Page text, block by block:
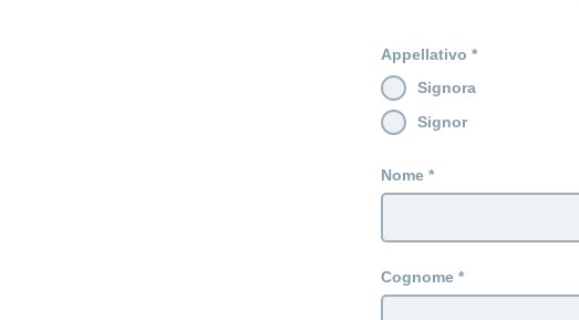
Appellativo
Signora
Signor
Nome
Cognome